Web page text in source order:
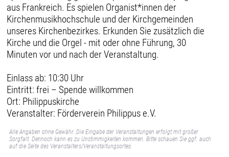
aus Frankreich. Es spielen Organist*innen der
Kirchenmusikhochschule und der Kirchgemeinden
unseres Kirchenbezirkes. Erkunden Sie zusätzlich die
Kirche und die Orgel - mit oder ohne Führung, 30
Minuten vor und nach der Veranstaltung.
Einlass ab: 10:30 Uhr
Eintritt: frei – Spende willkommen
Ort: Philippuskirche
Veranstalter: Förderverein Philippus e.V.
Alle Angaben ohne Gewähr. Die Eingabe der Veranstaltungen erfolgt mit großer
Sorgfalt. Dennoch kann es zu Unstimmigkeiten kommen. Bitte schauen Sie ggf. auch
auf die Seite des Veranstalters/Veranstaltungsortes.